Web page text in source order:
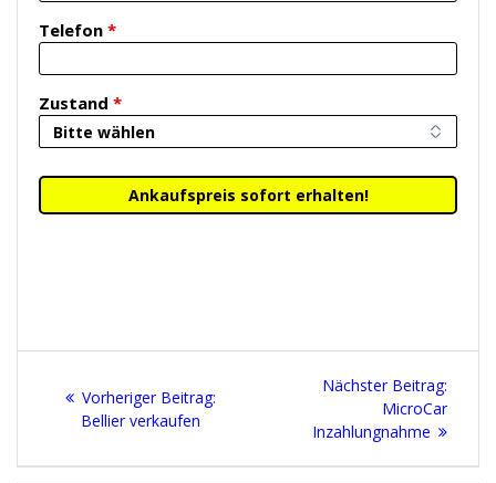
Telefon *
Zustand *
Vorheriger Beitrag:Vorheriger
Bellier verkaufen
Nächster Beitrag:
post:
MicroCar
Inzahlungnahme